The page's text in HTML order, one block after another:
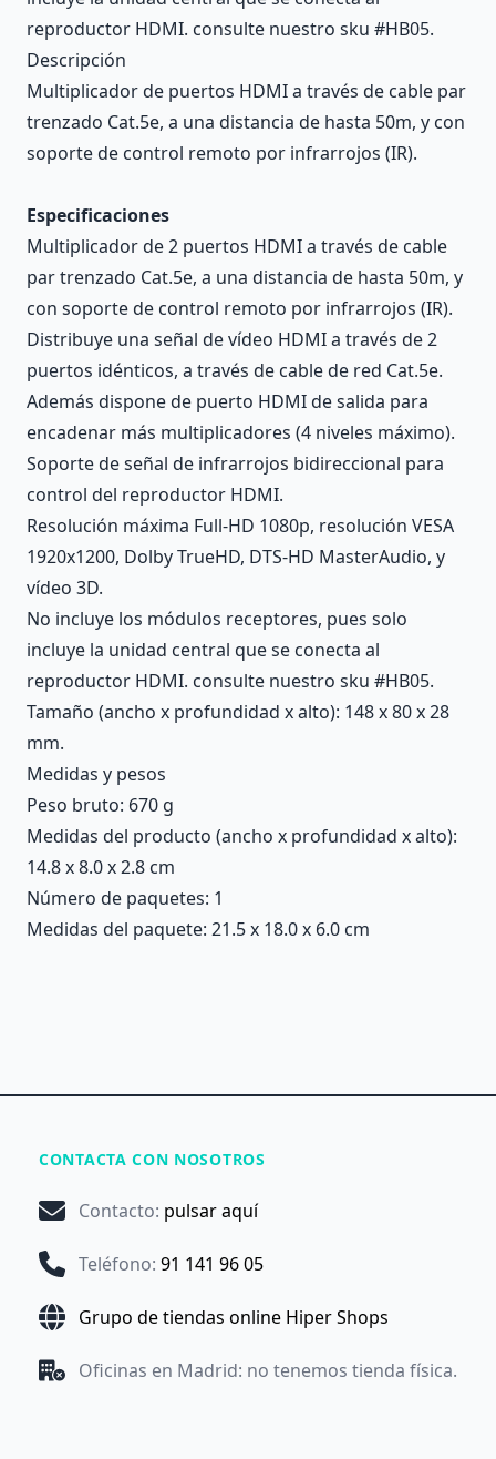
reproductor HDMI. consulte nuestro sku #HB05.
Descripción
Multiplicador de puertos HDMI a través de cable par
trenzado Cat.5e, a una distancia de hasta 50m, y con
soporte de control remoto por infrarrojos (IR).
Especificaciones
Multiplicador de 2 puertos HDMI a través de cable
par trenzado Cat.5e, a una distancia de hasta 50m, y
con soporte de control remoto por infrarrojos (IR).
Distribuye una señal de vídeo HDMI a través de 2
puertos idénticos, a través de cable de red Cat.5e.
Además dispone de puerto HDMI de salida para
encadenar más multiplicadores (4 niveles máximo).
Soporte de señal de infrarrojos bidireccional para
control del reproductor HDMI.
Resolución máxima Full-HD 1080p, resolución VESA
1920x1200, Dolby TrueHD, DTS-HD MasterAudio, y
vídeo 3D.
No incluye los módulos receptores, pues solo
incluye la unidad central que se conecta al
reproductor HDMI. consulte nuestro sku #HB05.
Tamaño (ancho x profundidad x alto): 148 x 80 x 28
mm.
Medidas y pesos
Peso bruto: 670 g
Medidas del producto (ancho x profundidad x alto):
14.8 x 8.0 x 2.8 cm
Número de paquetes: 1
Medidas del paquete: 21.5 x 18.0 x 6.0 cm
CONTACTA CON NOSOTROS
Contacto: pulsar aquí
Teléfono: 91 141 96 05
Grupo de tiendas online Hiper Shops
Oficinas en Madrid: no tenemos tienda física.